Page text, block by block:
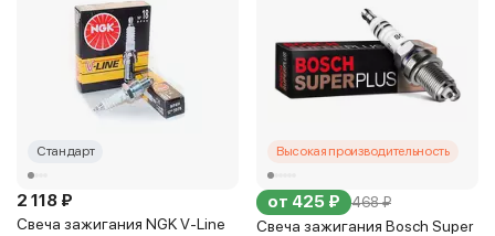
Стандарт
2 118 ₽
Свеча зажигания NGK V-Line
Высокая производительность
от 425 ₽ 468 ₽
Свеча зажигания Bosch Super